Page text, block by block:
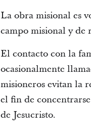
La obra misional es
campo misional y de
El contacto con la
ocasionalmente
misioneros evitan la
el fin de
de Jesucristo.